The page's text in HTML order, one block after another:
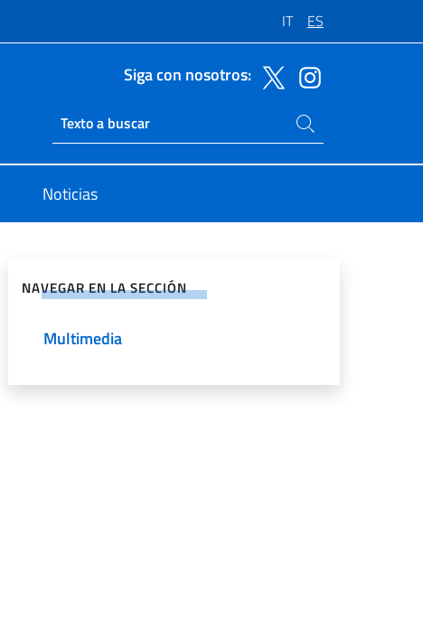
IT ES
Siga con nosotros:
Ricerca sito live
Buscar en el sitio
Noticias
NAVEGAR EN LA SECCIÓN
Multimedia